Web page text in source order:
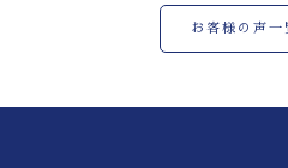
お客様の声一